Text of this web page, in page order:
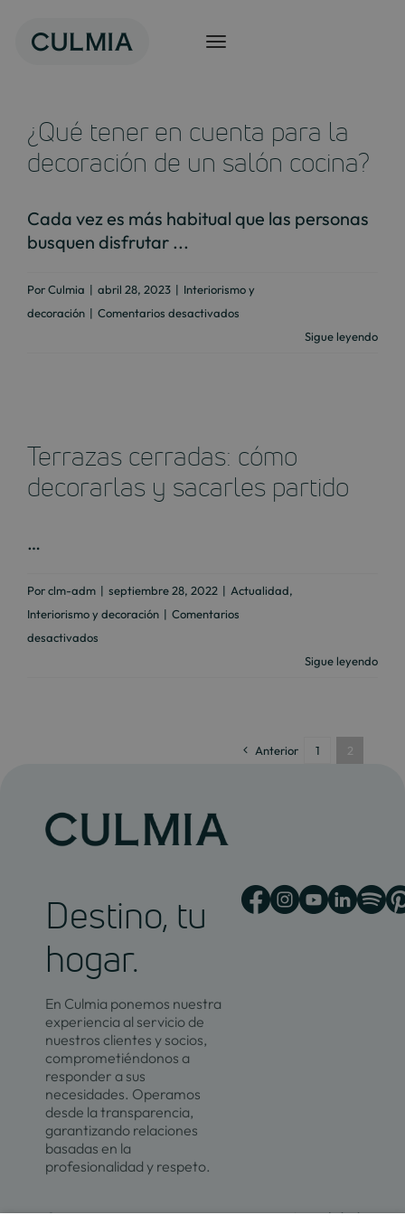
contenido
¿Qué tener en cuenta para la
decoración de un salón cocina?
Cada vez es más habitual que las personas
busquen disfrutar ...
PorCulmia | abril 28, 2023 | Interiorismo y
decoración | Comentarios desactivados
la
de
Sigue leyendo
Terrazas cerradas: cómo
decorarlas y sacarles partido
…
Porclm-adm | septiembre 28, 2022 | Actualidad,
Interiorismo y decoración | Comentarios
desactivados
Sigue leyendo
Anterior 1 2
Destino, tu
hogar.
En Culmia ponemos nuestra
experiencia al servicio de
nuestros clientes y socios,
comprometiéndonos a
responder a sus
necesidades. Operamos
desde la transparencia,
garantizando relaciones
basadas en la
profesionalidad y respeto.